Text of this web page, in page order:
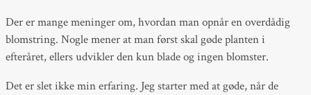
Der er mange meninger om, hvordan man opnår en overdådig
blomstring. Nogle mener at man først skal gøde planten i
efteråret, ellers udvikler den kun blade og ingen blomster.
Det er slet ikke min erfaring. Jeg starter med at gøde, når de